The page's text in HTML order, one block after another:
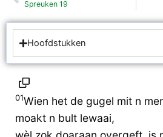
Spreuken 19
Hoofdstukken
01Wien het de gugel mit n
moakt n bult lewaai,